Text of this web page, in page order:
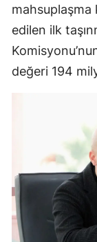
mahsuplaşma
edilen ilk
değeri 194